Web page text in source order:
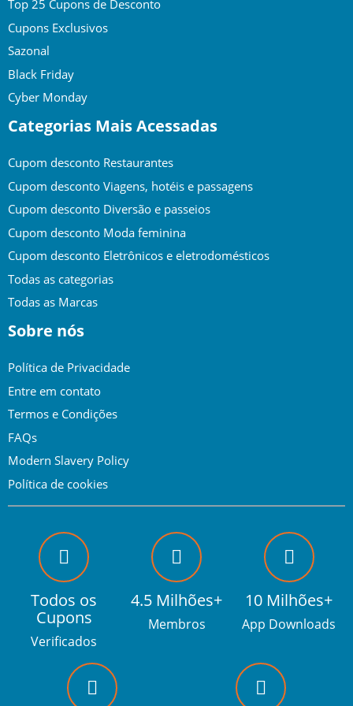
Top 25 Cupons de Desconto
Cupons Exclusivos
Sazonal
Black Friday
Cyber Monday
Categorias Mais Acessadas
Cupom desconto Restaurantes
Cupom desconto Viagens, hotéis e passagens
Cupom desconto Diversão e passeios
Cupom desconto Moda feminina
Cupom desconto Eletrônicos e eletrodomésticos
Todas as categorias
Todas as Marcas
Sobre nós
Política de Privacidade
Entre em contato
Termos e Condições
FAQs
Modern Slavery Policy
Política de cookies
Todos os
Cupons
Verificados
4.5 Milhões+
Membros
10 Milhões+
App Downloads